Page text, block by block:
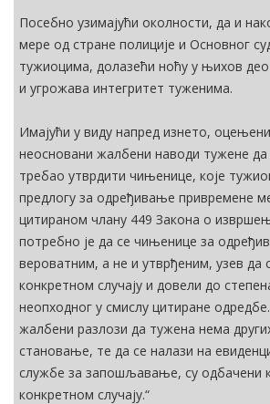
Посебно узимајући околности, да и
мере од стране полиције и Основног
тужиоцима, долазећи ноћу у њихов део
и угрожава интегритет туженима.
Имајући у виду напред изнето,
неосновани жалбени наводи тужене да
требао утврдити чињенице, које
предлогу за одређивање привремене
цитираном члану 449 Закона о
потребно је да се чињенице за
вероватним, а не и утврђеним, узев да
конкретном случају и довели до
неопходног у смислу цитиране
жалбени разлози да тужена нема
становање, те да се налази на
службе за запошљавање, су одбачени
конкретном случају.“